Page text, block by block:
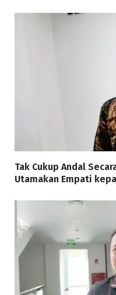
Tak Cukup Andal
Utamakan Empati